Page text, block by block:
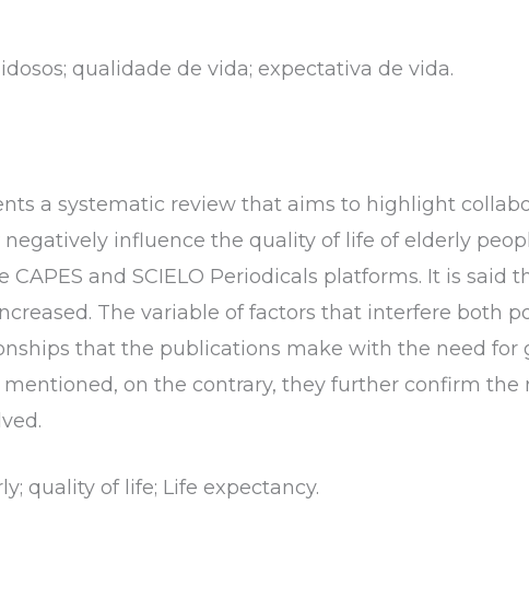
idosos; qualidade de vida; expectativa de vida.
a systematic review that aims to highlight
influence the quality of life of elderly
CAPES and SCIELO Periodicals platforms. It is said
The variable of factors that interfere both
that the publications make with the need for
on the contrary, they further confirm
quality of life; Life expectancy.